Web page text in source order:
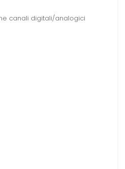
canali digitali/analogici